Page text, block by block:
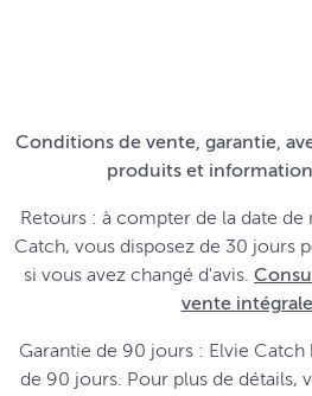
Conditions de vente, garantie,
produits et
Retours : à compter de la date
Catch, vous disposez de 30 jours
si vous avez changé d'avis.
vente
Garantie de 90 jours : Elvie
de 90 jours. Pour plus de détails,